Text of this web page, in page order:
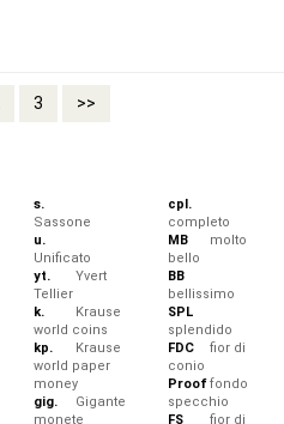
3 >>
s.
Sassone
u.
Unificato
yt.
Yvert
Tellier
k.
Krause
world coins
kp.
Krause
world paper
money
gig.
Gigante
monete
cpl.
completo
MB
molto
bello
BB
bellissimo
SPL
splendido
FDC
fior di
conio
Prooffondo
specchio
FS
fior di